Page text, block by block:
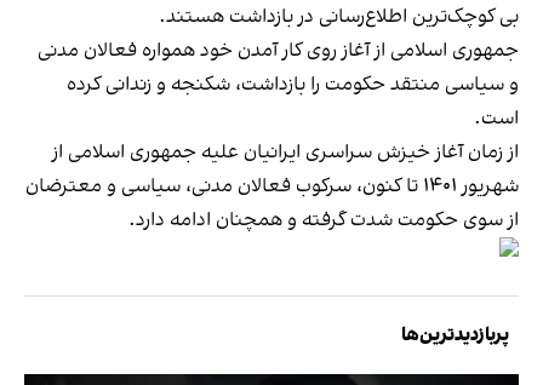
بی‌ کوچک‌ترین اطلاع‌رسانی در بازداشت هستند.
جمهوری اسلامی از آغاز روی کار آمدن خود همواره فعالان مدنی
و سیاسی منتقد حکومت را بازداشت، شکنجه و زندانی کرده
است.
از زمان آغاز خیزش سراسری ایرانیان علیه جمهوری اسلامی از
شهریور ۱۴۰۱ تا کنون، سرکوب فعالان مدنی، سیاسی و معترضان
از سوی حکومت شدت گرفته و همچنان ادامه دارد.
پربازدیدترین‌ها